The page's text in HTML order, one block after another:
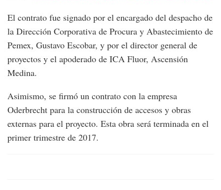
El contrato fue signado por el encargado del despacho de
la Dirección Corporativa de Procura y Abastecimiento de
Pemex, Gustavo Escobar, y por el director general de
proyectos y el apoderado de ICA Fluor, Ascensión
Medina.
Asimismo, se firmó un contrato con la empresa
Oderbrecht para la construcción de accesos y obras
externas para el proyecto. Esta obra será terminada en el
primer trimestre de 2017.